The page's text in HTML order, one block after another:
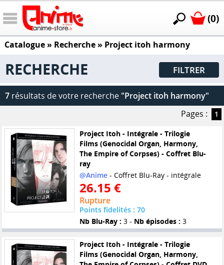
(0)
Catalogue» Recherche » Project itoh harmony
RECHERCHE FILTRER
7 résultats de votre recherche "Project itoh harmony"
Pages :
1
Project Itoh - Intégrale - Trilogie
Films (Genocidal Organ, Harmony,
The Empire of Corpses) - Coffret Blu-
ray
@Anime- Coffret Blu-Ray - intégrale
26.15 €
Rupture
Points fidelités : 70
Nb Blu-Ray : 3 - Nb épisodes : 3
Project Itoh - Intégrale - Trilogie
Films (Genocidal Organ, Harmony,